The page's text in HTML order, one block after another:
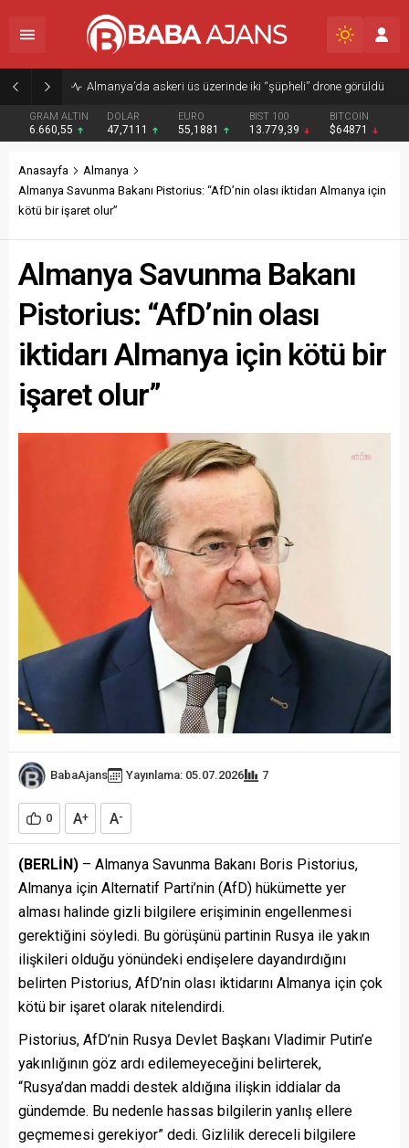
Almanya’da askeri üs üzerinde iki “şüpheli” drone görüldü
GRAM ALTIN
6.660,55
DOLAR
47,7111
EURO
55,1881
BIST 100
13.779,39
BITCOIN
$64871
Anasayfa
Almanya
Almanya Savunma Bakanı Pistorius: “AfD’nin olası iktidarı Almanya için
kötü bir işaret olur”
Almanya Savunma Bakanı
Pistorius: “AfD’nin olası
iktidarı Almanya için kötü bir
işaret olur”
BabaAjans Yayınlama: 05.07.2026 7
0 A+ A-
(BERLİN) – Almanya Savunma Bakanı Boris Pistorius,
Almanya için Alternatif Parti’nin (AfD) hükümette yer
alması halinde gizli bilgilere erişiminin engellenmesi
gerektiğini söyledi. Bu görüşünü partinin Rusya ile yakın
ilişkileri olduğu yönündeki endişelere dayandırdığını
belirten Pistorius, AfD’nin olası iktidarını Almanya için çok
kötü bir işaret olarak nitelendirdi.
Pistorius, AfD’nin Rusya Devlet Başkanı Vladimir Putin’e
yakınlığının göz ardı edilemeyeceğini belirterek,
“Rusya’dan maddi destek aldığına ilişkin iddialar da
gündemde. Bu nedenle hassas bilgilerin yanlış ellere
geçmemesi gerekiyor” dedi. Gizlilik dereceli bilgilere